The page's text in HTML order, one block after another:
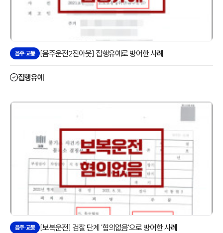
음주·교통 [음주운전2진아웃] 집행유예로 방어한 사례
집행유예
음주·교통 [보복운전] 검찰 단계 '혐의없음'으로 방어한 사례